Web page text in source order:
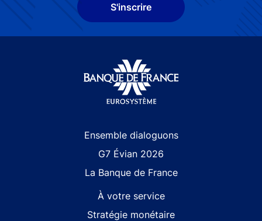
S'inscrire
Ensemble dialoguons
G7 Évian 2026
La Banque de France
À votre service
Stratégie monétaire